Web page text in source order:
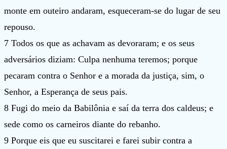
monte em outeiro andaram, esqueceram-se do lugar de seu
repouso.
7 Todos os que as achavam as devoraram; e os seus
adversários diziam: Culpa nenhuma teremos; porque
pecaram contra o Senhor e a morada da justiça, sim, o
Senhor, a Esperança de seus pais.
8 Fugi do meio da Babilônia e saí da terra dos caldeus; e
sede como os carneiros diante do rebanho.
9 Porque eis que eu suscitarei e farei subir contra a